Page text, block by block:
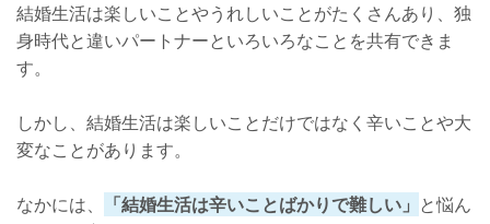
結婚生活は楽しいことやうれしいことがたくさんあり、独
身時代と違いパートナーといろいろなことを共有できま
す。
しかし、結婚生活は楽しいことだけではなく辛いことや大
変なことがあります。
なかには、 「結婚生活は辛いことばかりで難しい」 と悩ん